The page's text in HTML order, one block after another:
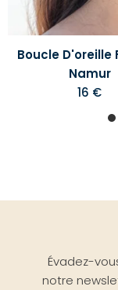
Boucle D'oreille
Namur
16 €
Évadez-
notre